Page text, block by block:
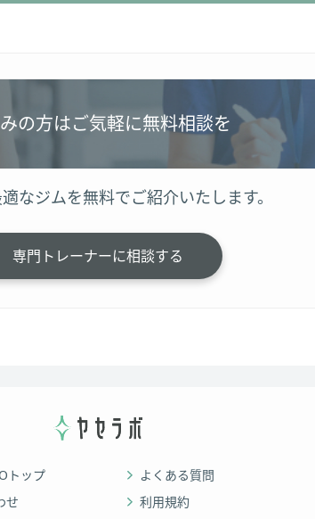
の方はご気軽に無料相談を
なジムを無料でご紹介いたします。
専門トレーナーに相談する
トップ
よくある質問
せ
利用規約